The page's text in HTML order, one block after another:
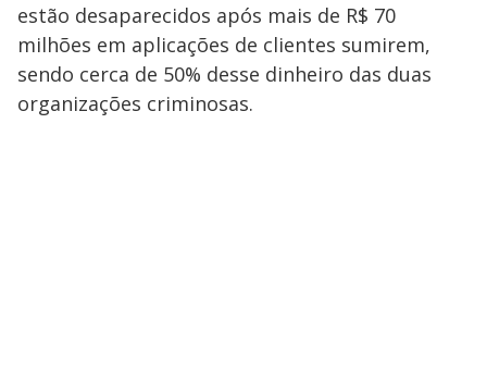
estão desaparecidos após mais de R$ 70
milhões em aplicações de clientes sumirem,
sendo cerca de 50% desse dinheiro das duas
organizações criminosas.